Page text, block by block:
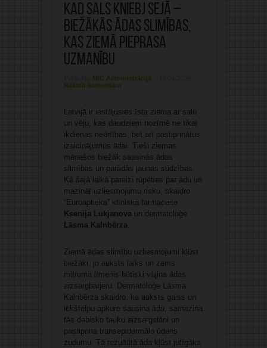
Kad sals kniebj sejā –
biežākās ādas slimības,
kas ziemā pieprasa
uzmanību
MIC Administrācija
Rakstīt komentāru
Latvijā ir iestājusies īsta ziema ar salu
un vēju, kas daudziem nozīmē ne tikai
ikdienas neērtības, bet arī pastiprinātus
izaicinājumus ādai. Tieši ziemas
mēnešos biežāk saasinās ādas
slimības un parādās jaunas sūdzības.
Kā šajā laikā pareizi rūpēties par ādu un
mazināt uzliesmojumu risku, skaidro
“Euroaptieka” klīniskā farmaceite
Ksenija Lukjanovaun dermatoloģe
Lāsma Kalnbērza.
Ziemā ādas slimību uzliesmojumi kļūst
biežāki, jo auksts laiks un zems
mitruma līmenis būtiski vājina ādas
aizsargbarjeru. Dermatoloģe Lāsma
Kalnbērza skaidro, ka auksts gaiss un
iekštelpu apkure sausina ādu, samazina
tās dabisko tauku aizsargslāni un
pastiprina transepidermālo ūdens
zudumu. Tā rezultātā āda kļūst jutīgāka